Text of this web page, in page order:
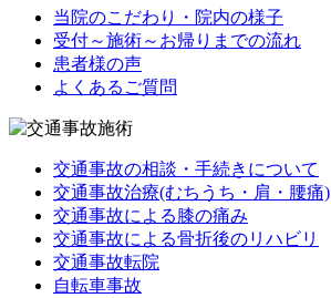
当院のこだわり・院内の様子
受付～施術～お帰りまでの流れ
患者様の声
よくあるご質問
交通事故の相談・手続きについて
交通事故治療(むちうち・肩・腰痛)
交通事故による膝の痛み
交通事故による骨折後のリハビリ
交通事故転院
自転車事故